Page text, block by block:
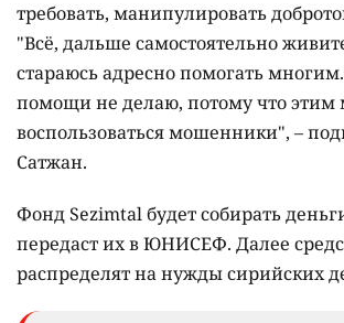
требовать, манипулировать
"Всё, дальше самостоятельно
стараюсь адресно помогать
помощи не делаю, потому что этим
воспользоваться мошенники", –
Сатжан.
Фонд Sezimtal будет собирать
передаст их в ЮНИСЕФ. Далее
распределят на нужды сирийских